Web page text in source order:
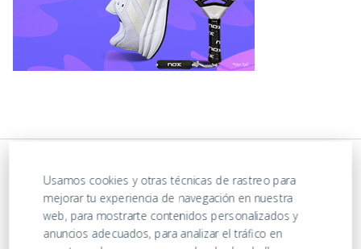
Usamos cookies y otras técnicas de rastreo para
mejorar tu experiencia de navegación en nuestra
web, para mostrarte contenidos personalizados y
anuncios adecuados, para analizar el tráfico en